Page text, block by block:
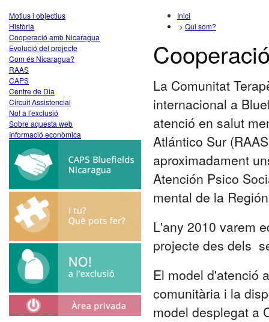
Motius i objectius
Història
Cooperació amb Nicaragua
Evolució del projecte
Com és Nicaragua?
RAAS
CAPS
Centre de Dia
Circuit Assistencial
No! a l'exclusió
Sobre aquesta web
Informació econòmica
Inici
> Qui som?
La Comunitat
internacional a
atenció en salut
Atlántico Sur
aproximadament
Atención Psico
mental de la
L'any 2010 varem
projecte des dels
El model d'atenció
comunitària i la
model desplegat a